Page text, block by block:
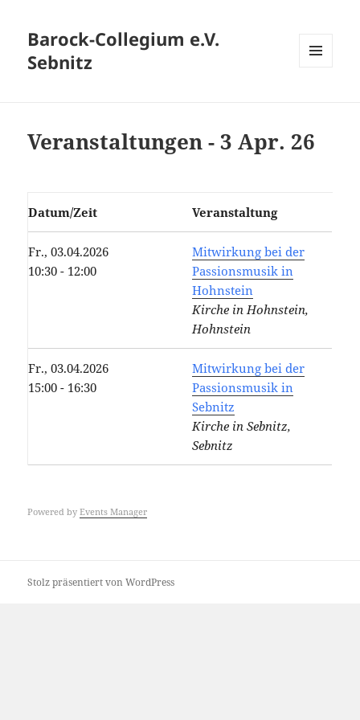
Barock-Collegium e.V.
Sebnitz
Veranstaltungen - 3 Apr. 26
Datum/Zeit Veranstaltung
Fr., 03.04.2026
10:30 - 12:00
Mitwirkung bei der
Passionsmusik in
Hohnstein
Kirche in Hohnstein,
Hohnstein
Fr., 03.04.2026
15:00 - 16:30
Mitwirkung bei der
Passionsmusik in
Sebnitz
Kirche in Sebnitz,
Sebnitz
Powered byEvents Manager
Stolz präsentiert von WordPress